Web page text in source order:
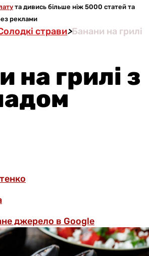
та дивись більше ніж 5000 статей та
реклами
страви>Банани на грилі
на грилі з